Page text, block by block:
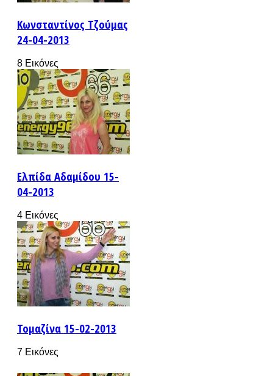
Κωνσταντίνος Τζούμας
24-04-2013
8 Εικόνες
Ελπίδα Αδαμίδου 15-
04-2013
4 Εικόνες
Τομαζίνα 15-02-2013
7 Εικόνες